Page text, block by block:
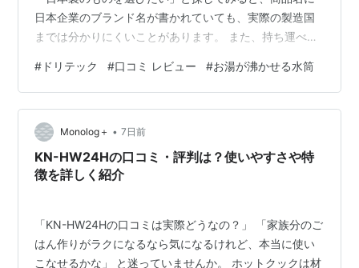
日本企業のブランド名が書かれていても、実際の製造国
までは分かりにくいことがあります。 また、持ち運べる
沸かせるとは限りません。電源方式や容量、温度設定ま
で確認して選ぶことが大切です。 この記事でわかること
お湯が沸かせる水筒を日本製で探すときの確認ポイント
ドリテック「沸かせる温調ボトル PO-166」の特徴 容
量・電源方式・温度設定から選ぶときのポイント 特に
「日本製」を重視する場合は、メーカー…
# ドリテック #口コミ レビュー #お湯が沸かせる水筒
Monolog＋ • 7日前
KN-HW24Hの口コミ・評判は？使いやすさや特
徴を詳しく紹介
「KN-HW24Hの口コミは実際どうなの？」 「家族分のご
はん作りがラクになるなら気になるけれど、本当に使い
こなせるかな」 と迷っていませんか。 ホットクックは材